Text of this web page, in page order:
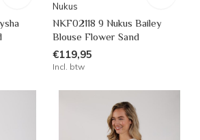
Nukus
NKF02118 9 Nukus Bailey
Blouse Flower Sand
€119,95
Incl. btw